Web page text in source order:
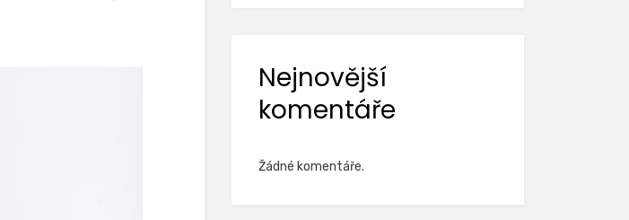
Nejnovější
komentáře
Žádné komentáře.